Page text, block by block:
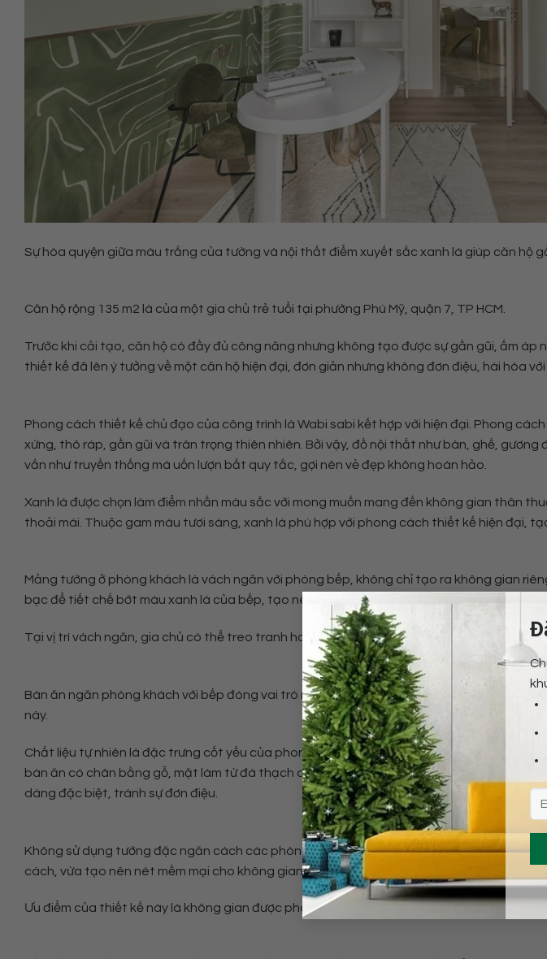
Sự hòa quyện giữa màu trắng của tường và nội thất điểm xuyết sắc xanh lá giúp căn hộ
Căn hộ rộng 135 m2 là của một gia chủ trẻ tuổi tại phường Phú Mỹ, quận 7, TP HCM.
Trước khi cải tạo, căn hộ có đầy đủ công năng nhưng không tạo được sự gần gũi, ấm áp
thiết kế đã lên ý tưởng về một căn hộ hiện đại, đơn giản nhưng không đơn điệu, hài hòa với
Phong cách thiết kế chủ đạo của công trình là Wabi sabi kết hợp với hiện đại. Phong
xứng, thô ráp, gần gũi và trân trọng thiên nhiên. Bởi vậy, đồ nội thất như bàn, ghế,
vắn như truyền thống mà uốn lượn bất quy tắc, gợi nên vẻ đẹp không hoàn hảo.
Xanh lá được chọn làm điểm nhấn màu sắc với mong muốn mang đến không gian thân
thoải mái. Thuộc gam màu tươi sáng, xanh lá phù hợp với phong cách thiết kế hiện đại,
Mảng tường ở phòng khách là vách ngăn với phòng bếp, không chỉ tạo ra không gian
bạc để tiết chế bớt màu xanh lá của bếp, tạo nên sự hài hòa cho căn hộ.
Tại vị trí vách ngăn, gia chủ có thể treo tranh hoặc TV ở ô chữ nhật có sẵn, vừa đảm bảo
Bàn ăn ngăn phòng khách với bếp đóng vai trò như một quầy bar tiện lợi. Những món ăn
này.
Chất liệu tự nhiên là đặc trưng cốt yếu của phong cách Wabi sabi khi loại đá, đất sét, kim
bàn ăn có chân bằng gỗ, mặt làm từ đá thạch anh, hai vật liệu tự nhiên. Ưu điểm của sự
dáng đặc biệt, tránh sự đơn điệu.
Không sử dụng tường đặc ngăn cách các phòng công năng, những vách hình tròn, elip
cách, vừa tạo nên nét mềm mại cho không gian sống.
Ưu điểm của thiết kế này là không gian được phân định rõ ràng nhưng vẫn cởi mở.